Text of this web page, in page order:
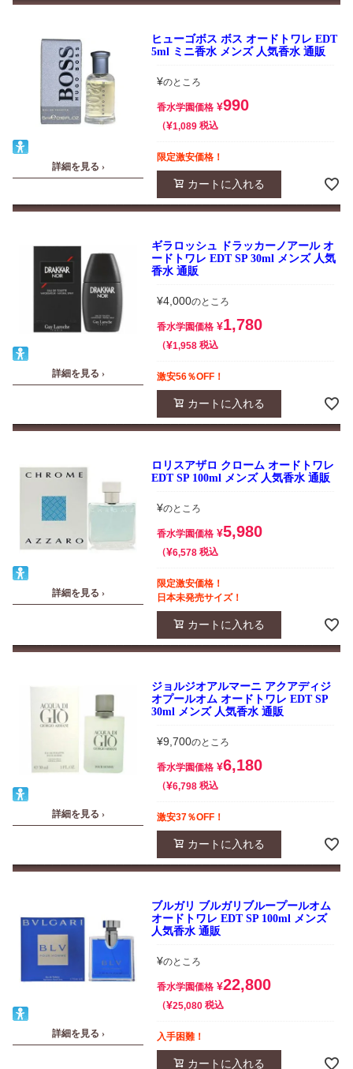
詳細を見る ›
ヒューゴボス ボス オードトワレ EDT
5ml ミニ香水 メンズ 人気香水 通販
¥のところ
香水学園価格 ¥990
¥1,089 税込
限定激安価格！
カートに入れる
詳細を見る ›
ギラロッシュ ドラッカーノアール オ
ードトワレ EDT SP 30ml メンズ 人気
香水 通販
¥4,000のところ
香水学園価格 ¥1,780
¥1,958 税込
激安56％OFF！
カートに入れる
詳細を見る ›
ロリスアザロ クローム オードトワレ
EDT SP 100ml メンズ 人気香水 通販
¥のところ
香水学園価格 ¥5,980
¥6,578 税込
限定激安価格！
日本未発売サイズ！
カートに入れる
詳細を見る ›
ジョルジオアルマーニ アクアディジ
オプールオム オードトワレ EDT SP
30ml メンズ 人気香水 通販
¥9,700のところ
香水学園価格 ¥6,180
¥6,798 税込
激安37％OFF！
カートに入れる
詳細を見る ›
ブルガリ ブルガリブループールオム
オードトワレ EDT SP 100ml メンズ
人気香水 通販
¥のところ
香水学園価格 ¥22,800
¥25,080 税込
入手困難！
カートに入れる